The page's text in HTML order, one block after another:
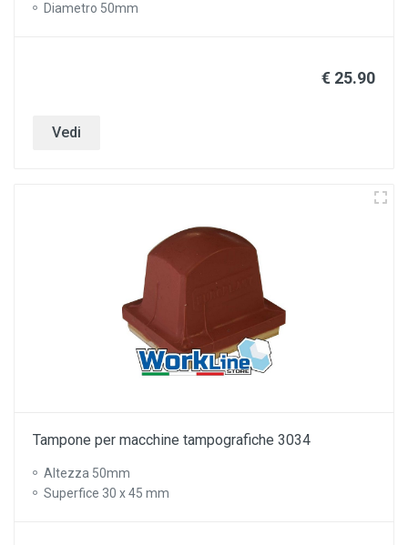
Diametro 50mm
€ 25.90
Vedi
Tampone per macchine tampografiche 3034
Altezza 50mm
Superfice 30 x 45 mm